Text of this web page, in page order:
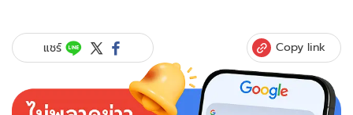
รอย
ประหลาด
"รอย
พญานาค"
แชร์ Copy link